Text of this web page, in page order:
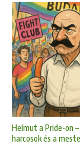
Helmut a Pride-on –
harcosok és a